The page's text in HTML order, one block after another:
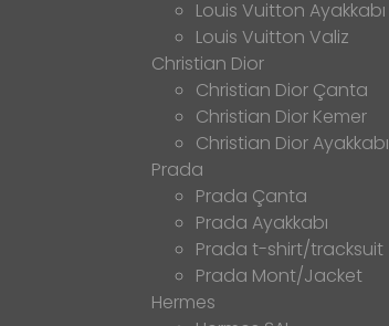
Louis Vuitton Ayakkabı
Louis Vuitton Valiz
Christian Dior
Christian Dior Çanta
Christian Dior Kemer
Christian Dior Ayakkabı
Prada
Prada Çanta
Prada Ayakkabı
Prada t-shirt/tracksuit
Prada Mont/Jacket
Hermes